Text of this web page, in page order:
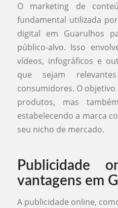
O marketing de
fundamental utilizada
digital em Guarulhos
público-alvo. Isso
vídeos, infográficos e
que sejam
consumidores. O
produtos, mas
estabelecendo a marca
seu nicho de mercado.
Publicidade
vantagens em
A publicidade online,